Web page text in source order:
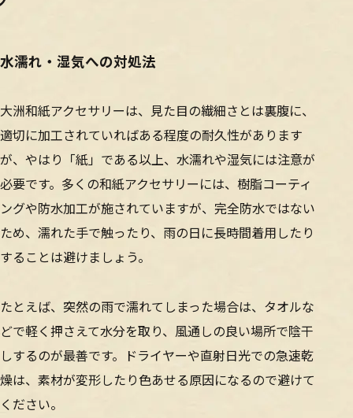
水濡れ・湿気への対処法
大洲和紙アクセサリーは、見た目の繊細さとは裏腹に、
適切に加工されていればある程度の耐久性があります
が、やはり「紙」である以上、水濡れや湿気には注意が
必要です。多くの和紙アクセサリーには、樹脂コーティ
ングや防水加工が施されていますが、完全防水ではない
ため、濡れた手で触ったり、雨の日に長時間着用したり
することは避けましょう。
たとえば、突然の雨で濡れてしまった場合は、タオルな
どで軽く押さえて水分を取り、風通しの良い場所で陰干
しするのが最善です。ドライヤーや直射日光での急速乾
燥は、素材が変形したり色あせる原因になるので避けて
ください。